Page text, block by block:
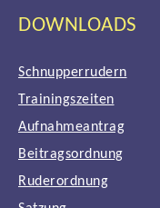
DOWNLOADS
Schnupperrudern
Trainingszeiten
Aufnahmeantrag
Beitragsordnung
Ruderordnung